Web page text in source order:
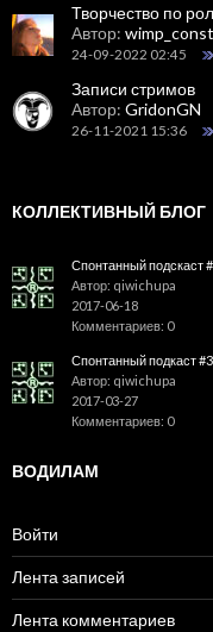
Творчество по
Автор:
24-09-2022 02:45
Записи стримов
Автор: GridonGN
26-11-2021 15:36
КОЛЛЕКТИВНЫЙ БЛОГ
Спонтанный подскаст
Автор: qiwichupa
2017-06-18
Комментариев: 0
Спонтанный подкаст
Автор: qiwichupa
2017-03-27
Комментариев: 0
ВОДИЛАМ
Войти
Лента записей
Лента комментариев